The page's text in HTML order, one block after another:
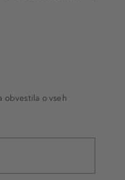
obvestila o vseh